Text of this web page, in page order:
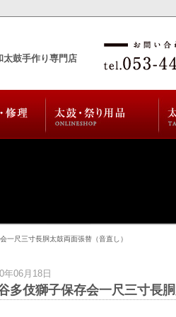
太鼓手作り専門店
一尺三寸長胴太鼓両面張替（音直し）
年06月18日
多伎獅子保存会一尺三寸長